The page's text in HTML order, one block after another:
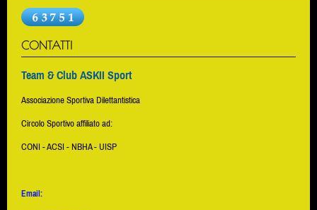
CONTATTI
Team & Club ASKII Sport
Associazione Sportiva Dilettantistica
Circolo Sportivo affiliato ad:
CONI - ACSI - NBHA - UISP
Email: